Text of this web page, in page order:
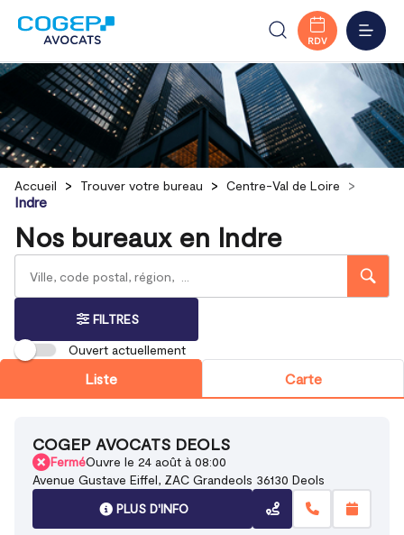
MENU
RDV
Accueil Trouver votre bureau Centre-Val de Loire
Indre
Nos bureaux en Indre
Rechercher
Veuillez
renseigner
adresse
{{count}}
résultat(s)
FILTRES
Ouvert actuellement
Liste Carte
COGEP AVOCATS DEOLS
FerméOuvre le 24 août à 08:00
Avenue Gustave Eiffel, ZAC Grandeols 36130 Deols
PLUS D'INFO